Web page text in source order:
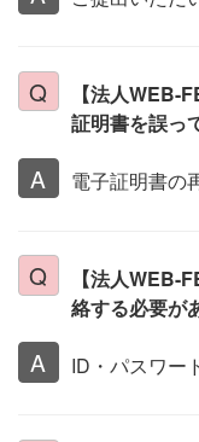
【法人WEB-
証明書を誤っ
電子証明書の
【法人WEB-
絡する必要が
ID・パスワー